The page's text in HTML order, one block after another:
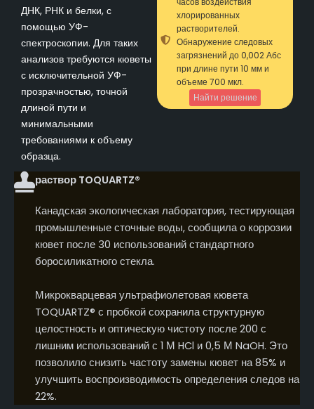
ДНК, РНК и белки, с
помощью УФ-
спектроскопии. Для таких
анализов требуются кюветы
с исключительной УФ-
прозрачностью, точной
длиной пути и
минимальными
требованиями к объему
образца.
хлорированных
растворителей.
Обнаружение следовых
загрязнений до 0,002 Абс
при длине пути 10 мм и
объеме 700 мкл.
Найти решение
раствор TOQUARTZ®
Канадская экологическая лаборатория, тестирующая
промышленные сточные воды, сообщила о коррозии
кювет после 30 использований стандартного
боросиликатного стекла.
Микрокварцевая ультрафиолетовая кювета
TOQUARTZ® с пробкой сохранила структурную
целостность и оптическую чистоту после 200 с
лишним использований с 1 М HCl и 0,5 М NaOH. Это
позволило снизить частоту замены кювет на 85% и
улучшить воспроизводимость определения следов на
22%.